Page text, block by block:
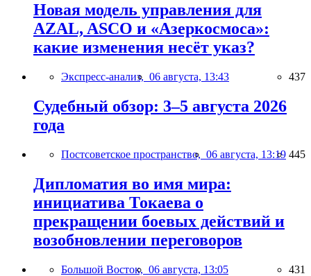
Новая модель управления для
AZAL, ASCO и «Азеркосмоса»:
какие изменения несёт указ?
Экспресс-анализ, 06 августа, 13:43 437
Судебный обзор: 3–5 августа 2026
года
Постсоветское пространство, 06 августа, 13:19 445
Дипломатия во имя мира:
инициатива Токаева о
прекращении боевых действий и
возобновлении переговоров
Большой Восток, 06 августа, 13:05 431